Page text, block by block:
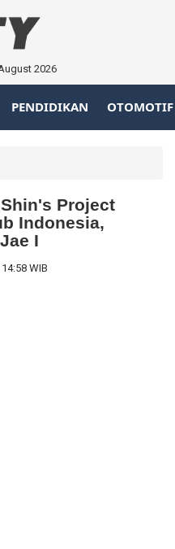
2026
PENDIDIKAN OTOMOTIF
Project
Indonesia,
I
14:58 WIB